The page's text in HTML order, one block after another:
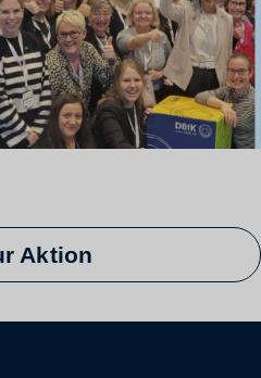
Aktion